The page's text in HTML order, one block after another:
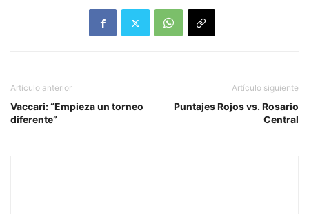
Artículo anterior
Vaccari: “Empieza un torneo
diferente”
Artículo siguiente
Puntajes Rojos vs. Rosario
Central